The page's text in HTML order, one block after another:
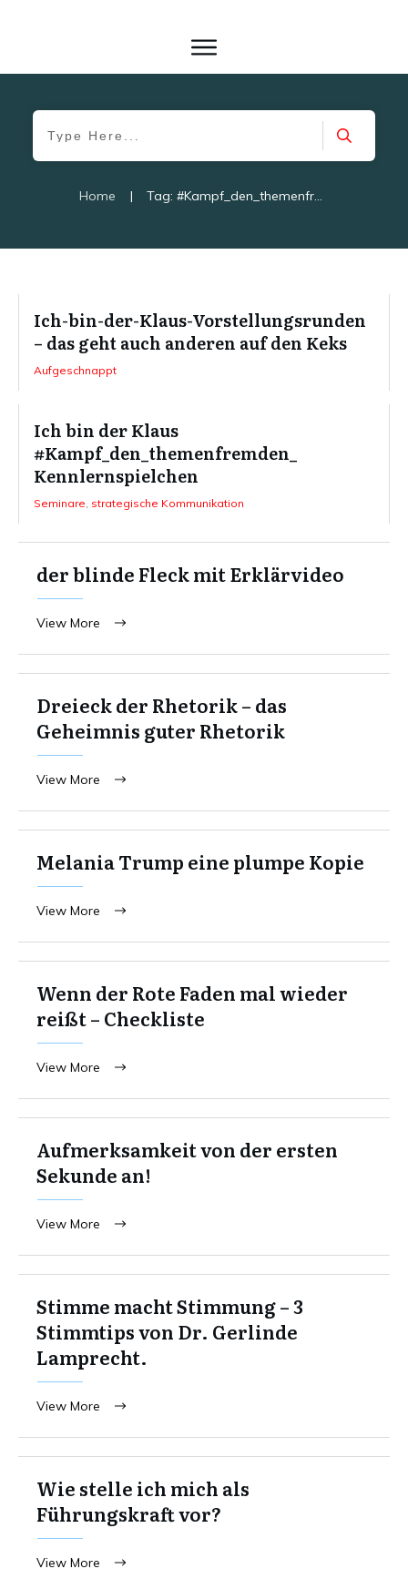
Home | Tag: #Kampf_den_themenfremden_ Kennlernspielchen
Ich-bin-der-Klaus-Vorstellungsrunden
– das geht auch anderen auf den Keks
Aufgeschnappt
Ich bin der Klaus
#Kampf_den_themenfremden_
Kennlernspielchen
Seminare strategische Kommunikation
der blinde Fleck mit Erklärvideo
View More
Dreieck der Rhetorik – das
Geheimnis guter Rhetorik
View More
Melania Trump eine plumpe Kopie
View More
Wenn der Rote Faden mal wieder
reißt – Checkliste
View More
Aufmerksamkeit von der ersten
Sekunde an!
View More
Stimme macht Stimmung – 3
Stimmtips von Dr. Gerlinde
Lamprecht.
View More
Wie stelle ich mich als
Führungskraft vor?
View More